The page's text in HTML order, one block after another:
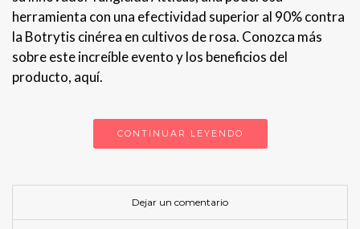
herramienta con una efectividad superior al 90% contra
la Botrytis cinérea en cultivos de rosa. Conozca más
sobre este increíble evento y los beneficios del
producto, aquí.
CONTINUAR LEYENDO
Dejar un comentario